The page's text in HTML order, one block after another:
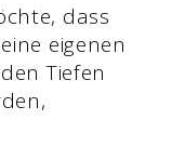
dass
eigenen
Tiefen